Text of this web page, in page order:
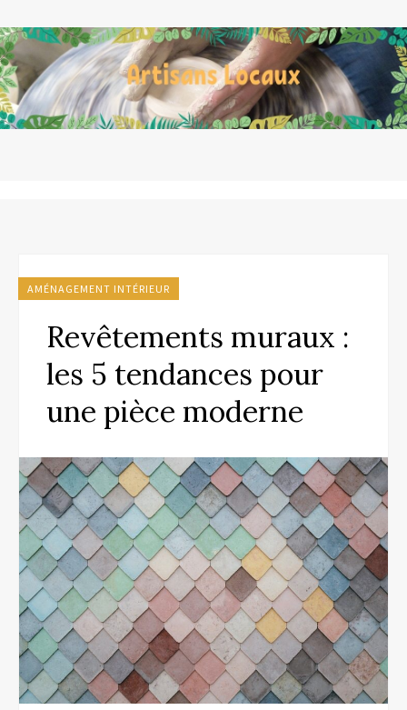
AMÉNAGEMENT INTÉRIEUR
Revêtements muraux :
les 5 tendances pour
une pièce moderne